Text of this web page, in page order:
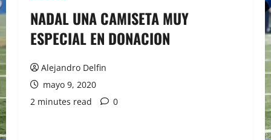
NADAL UNA CAMISETA MUY
ESPECIAL EN DONACION
Alejandro Delfin
mayo 9, 2020
2 minutes read
0